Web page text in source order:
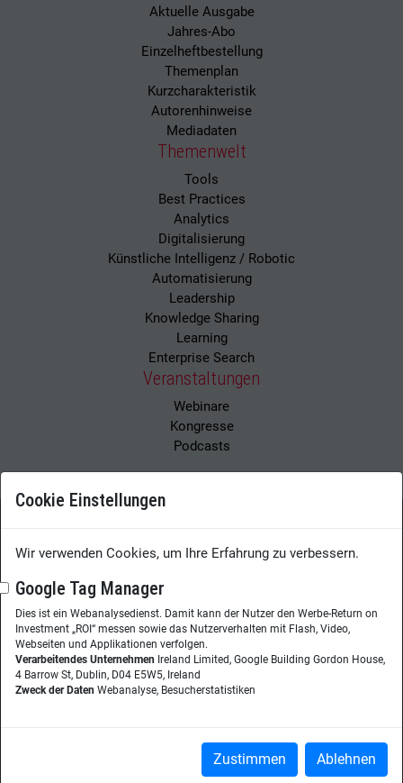
Aktuelle Ausgabe
Jahres-Abo
Einzelheftbestellung
Themenplan
Kurzcharakteristik
Autorenhinweise
Mediadaten
Themenwelt
Tools
Best Practices
Analytics
Digitalisierung
Künstliche Intelligenz / Robotic
Automatisierung
Leadership
Knowledge Sharing
Learning
Enterprise Search
Veranstaltungen
Webinare
Kongresse
Podcasts
Wissensmanagement Magazin
Impressum
Herausgeberin:Nicole Lehnert
Westheimer Str. 18
86356 Neusäß
Telefon: +49 (0)821 48685-290
Copyright © 2026
Cookie Einstellungen
Wir verwenden Cookies, um Ihre Erfahrung zu verbessern.
Google Tag Manager
Dies ist ein Webanalysedienst. Damit kann der Nutzer den Werbe-Return on
Investment „ROI“ messen sowie das Nutzerverhalten mit Flash, Video,
Webseiten und Applikationen verfolgen.
Verarbeitendes Unternehmen Ireland Limited, Google Building Gordon House,
4 Barrow St, Dublin, D04 E5W5, Ireland
Zweck der Daten Webanalyse, Besucherstatistiken
Zustimmen Ablehnen